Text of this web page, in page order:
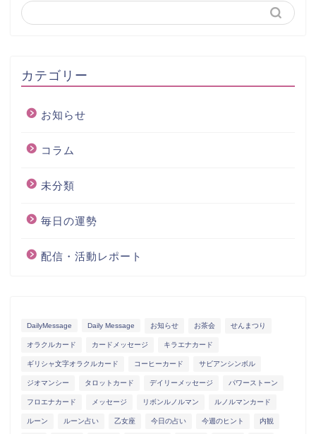
カテゴリー
お知らせ
コラム
未分類
毎日の運勢
配信・活動レポート
DailyMessage Daily Message お知らせ お茶会 せんまつり
オラクルカード カードメッセージ キラエナカード
ギリシャ文字オラクルカード コーヒーカード サビアンシンボル
ジオマンシー タロットカード デイリーメッセージ パワーストーン
フロエナカード メッセージ リボンルノルマン ルノルマンカード
ルーン ルーン占い 乙女座 今日の占い 今週のヒント 内観